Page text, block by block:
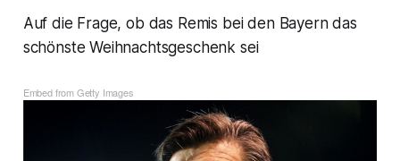
Auf die Frage, ob das Remis bei den Bayern das
schönste Weihnachtsgeschenk sei
Embed from Getty Images